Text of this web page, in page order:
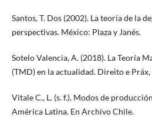
Santos, T. Dos (2002). La teoría de la
perspectivas. México: Plaza y Janés.
Sotelo Valencia, A. (2018). La Teoría
(TMD) en la actualidad. Direito e
Vitale C., L. (s. f.). Modos de
América Latina. En Archivo Chile.